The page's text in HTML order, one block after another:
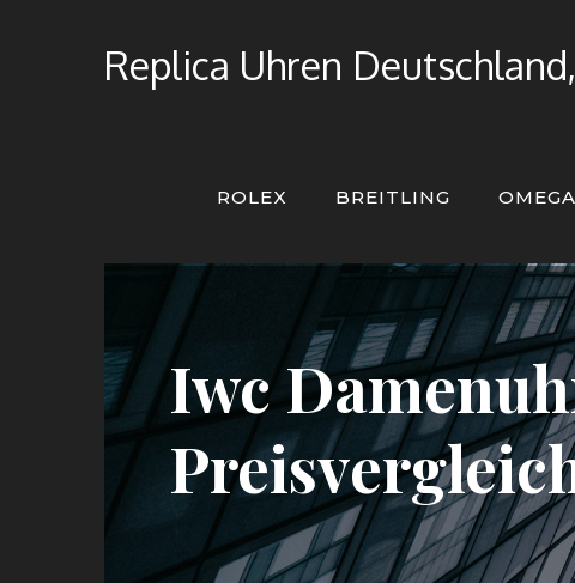
Replica Uhren
ROLEX BREITLING OMEGA
Iwc